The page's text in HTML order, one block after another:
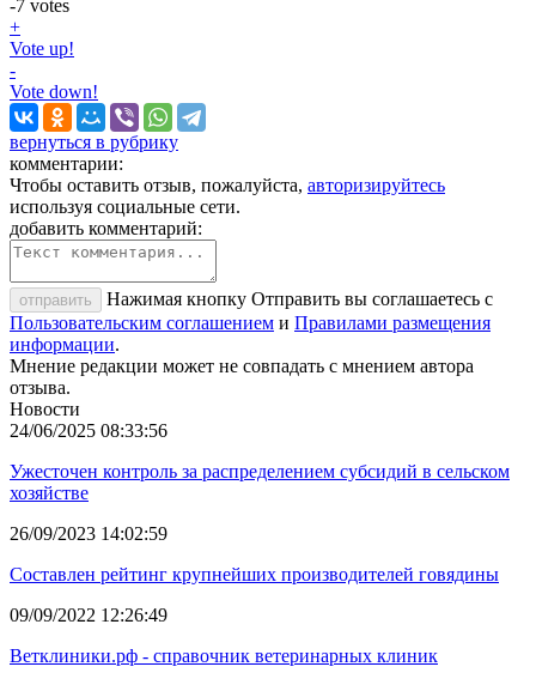
-7 votes
+
Vote up!
-
Vote down!
вернуться в рубрику
комментарии:
Чтобы оставить отзыв, пожалуйста, авторизируйтесь
используя социальные сети.
добавить комментарий:
отправить
Нажимая кнопку Отправить вы соглашаетесь с
Пользовательским соглашением и Правилами размещения
информации.
Мнение редакции может не совпадать с мнением автора
отзыва.
Новости
24/06/2025 08:33:56
Ужесточен контроль за распределением субсидий в сельском
хозяйстве
26/09/2023 14:02:59
Составлен рейтинг крупнейших производителей говядины
09/09/2022 12:26:49
Ветклиники.рф - справочник ветеринарных клиник